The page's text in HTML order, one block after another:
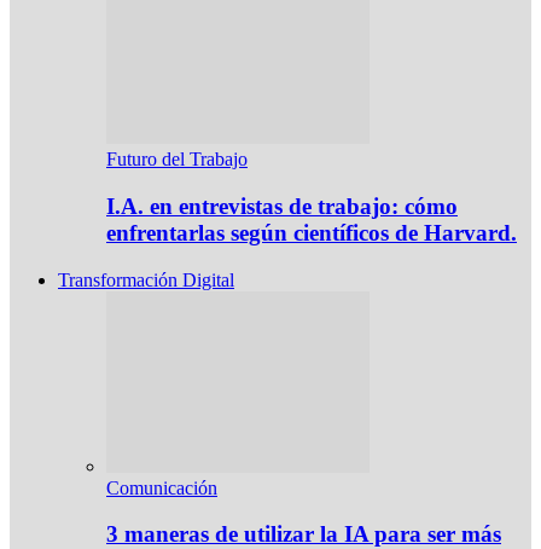
Futuro del Trabajo
I.A. en entrevistas de trabajo: cómo
enfrentarlas según científicos de Harvard.
Transformación Digital
Comunicación
3 maneras de utilizar la IA para ser más